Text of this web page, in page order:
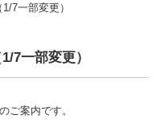
一部変更）
7一部変更）
ご案内です。